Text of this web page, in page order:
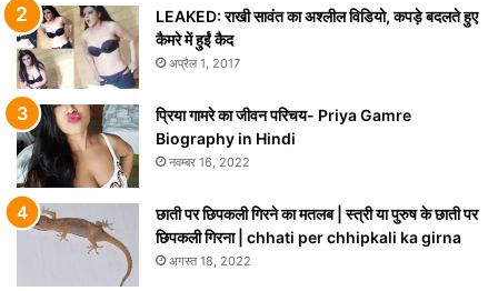
LEAKED: राखी सावंत का अश्लील विडियो, कपड़े बदलते हुए
कैमरे में हुईं कैद
अप्रैल 1, 2017
प्रिया गामरे का जीवन परिचय- Priya Gamre
Biography in Hindi
नवम्बर 16, 2022
छाती पर छिपकली गिरने का मतलब | स्त्री या पुरुष के छाती पर
छिपकली गिरना | chhati per chhipkali ka girna
अगस्त 18, 2022